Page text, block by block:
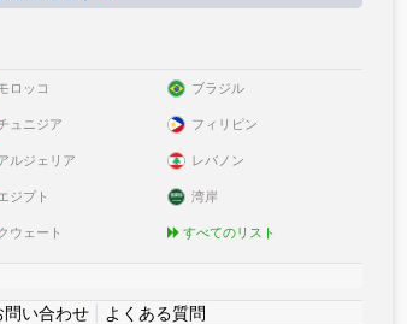
ロッコ
ュニジア
ルジェリア
エジプト
ウェート
ブラジル
フィリピン
レバノン
湾岸
すべてのリスト
問い合わせ| よくある質問